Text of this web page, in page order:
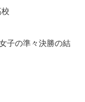
子の準々決勝の結